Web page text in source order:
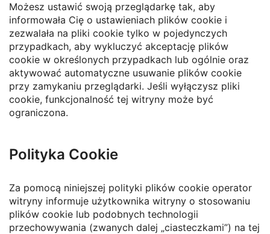
Możesz ustawić swoją przeglądarkę tak, aby
informowała Cię o ustawieniach plików cookie i
zezwalała na pliki cookie tylko w pojedynczych
przypadkach, aby wykluczyć akceptację plików
cookie w określonych przypadkach lub ogólnie oraz
aktywować automatyczne usuwanie plików cookie
przy zamykaniu przeglądarki. Jeśli wyłączysz pliki
cookie, funkcjonalność tej witryny może być
ograniczona.
Polityka Cookie
Za pomocą niniejszej polityki plików cookie operator
witryny informuje użytkownika witryny o stosowaniu
plików cookie lub podobnych technologii
przechowywania (zwanych dalej „ciasteczkami”) na tej